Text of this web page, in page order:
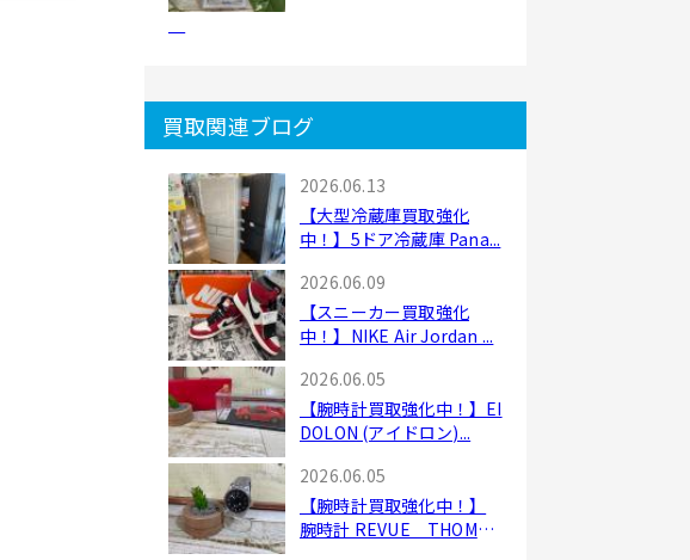
買取関連ブログ
2026.06.13
【大型冷蔵庫買取強化
中！】5ドア冷蔵庫 Pana...
2026.06.09
【スニーカー買取強化
中！】NIKE Air Jordan ...
2026.06.05
【腕時計買取強化中！】EI
DOLON (アイドロン)...
2026.06.05
【腕時計買取強化中！】
腕時計 REVUE THOMM